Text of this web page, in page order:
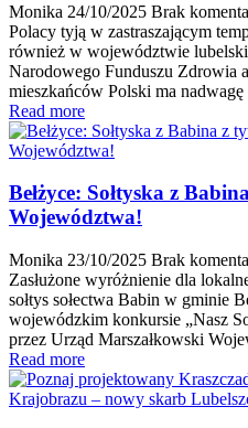
Monika 24/10/2025 Brak
Polacy tyją w zastraszającym
również w województwie
Narodowego Funduszu Zdrowia
mieszkańców Polski ma
Read more
Bełżyce: Sołtyska z
Województwa!
Monika 23/10/2025 Brak
Zasłużone wyróżnienie dla
sołtys sołectwa Babin w gminie
wojewódzkim konkursie „Nasz
przez Urząd Marszałkowski
Read more